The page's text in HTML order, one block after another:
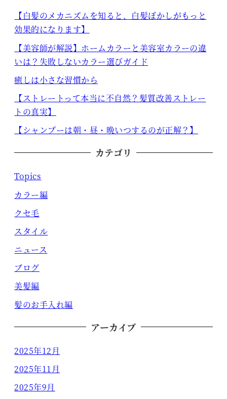
【白髪のメカニズムを知ると、白髪ぼかしがもっと
効果的になります】
【美容師が解説】ホームカラーと美容室カラーの違
いは？失敗しないカラー選びガイド
癒しは小さな習慣から
【ストレートって本当に不自然？髪質改善ストレー
トの真実】
【シャンプーは朝・昼・晩いつするのが正解？】
カテゴリ
Topics
カラー編
クセ毛
スタイル
ニュース
ブログ
美髪編
髪のお手入れ編
アーカイブ
2025年12月
2025年11月
2025年9月